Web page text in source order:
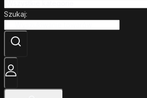
Szukaj: